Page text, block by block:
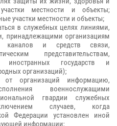
местности и объекты;
участки местности и объекты;
в служебных целях линиями,
принадлежащими организациям
каналов и средств связи,
представительствам,
иностранных государств и
организаций);
от организаций информацию,
военнослужащими
гвардии служебных
случаев, когда
Федерации установлен иной
информации;